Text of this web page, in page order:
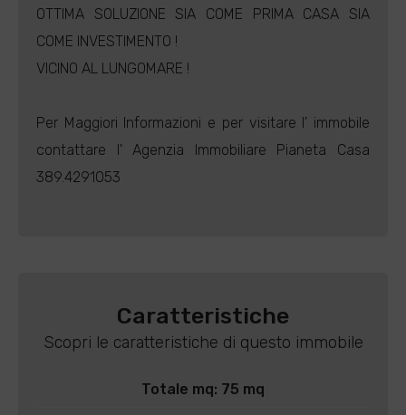
OTTIMA SOLUZIONE SIA COME PRIMA CASA SIA
COME INVESTIMENTO !
VICINO AL LUNGOMARE !
Per Maggiori Informazioni e per visitare l' immobile
contattare l' Agenzia Immobiliare Pianeta Casa
389.4291053
Caratteristiche
Scopri le caratteristiche di questo immobile
Totale mq: 75 mq